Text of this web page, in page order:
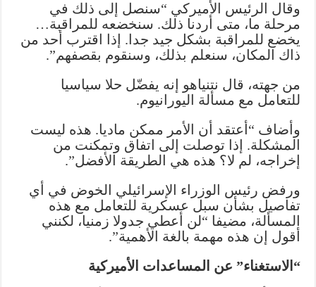
وقال الرئيس الأميركي “سنصل إلى ذلك في
مرحلة ما، متى أردنا ذلك. سنخضعه للمراقبة…
يخضع للمراقبة بشكل جيد جدا. إذا اقترب أحد من
ذاك المكان، سنعلم بذلك، وسنقوم بقصفهم”.
من جهته، قال نتنياهو إنه يفضّل حلا سياسيا
للتعامل مع مسألة اليورانيوم.
وأضاف “أعتقد أن الأمر ممكن ماديا. هذه ليست
المشكلة. إذا توصلت إلى اتفاق وتمكنت من
إخراجه، لم لا؟ هذه هي الطريقة الأفضل”.
ورفض رئيس الوزراء الإسرائيلي الخوض في أي
تفاصيل بشأن سبل عسكرية للتعامل مع هذه
المسألة، مضيفا “لن أعطي جدولا زمنيا، لكنني
أقول إن هذه مهمة بالغة الأهمية”.
“الاستغناء” عن المساعدات الأميركية